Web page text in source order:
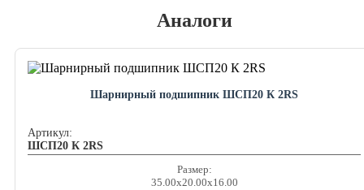
Аналоги
Шарнирный подшипник ШСП20 К 2RS
Артикул:
ШСП20 К 2RS
Размер:
35.00x20.00x16.00